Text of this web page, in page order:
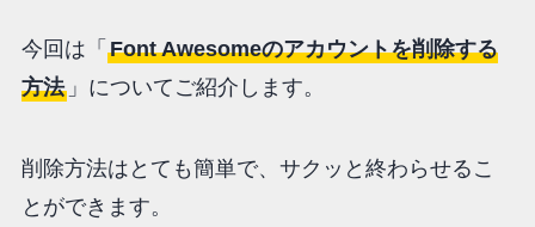
今回は「 Font Awesomeのアカウントを削除する
方法」についてご紹介します。
削除方法はとても簡単で、サクッと終わらせるこ
とができます。